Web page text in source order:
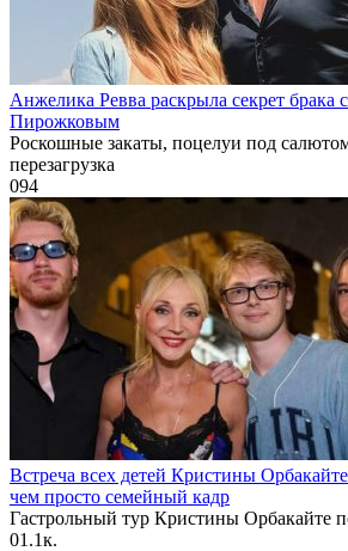
Анжелика Ревва раскрыла секрет брака
Пирожковым
Роскошные закаты, поцелуи под
перезагрузка
094
Встреча всех детей Кристины
чем просто семейный кадр
Гастрольный тур Кристины Орбакайте
01.1к.